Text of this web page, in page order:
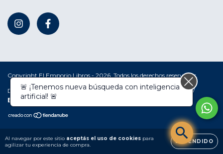
Al navegar por este sitio aceptás el uso de cookies para
agilizar tu experiencia de compra.
ENTENDIDO
Copyright El Emporio Libros - 2026. Todos los derechos reservados.
Defensa de las y los consumidores. Para reclamos ingresá acá. /
Botón de arrepentimiento
🚨 ¡Tenemos nueva búsqueda con inteligencia
artificial! 🚨